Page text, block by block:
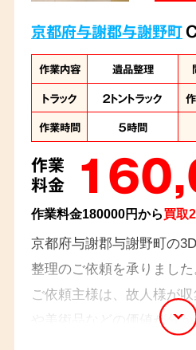
京都府与謝郡与謝野町
作業内容 遺品整理
トラック
２トントラック
作業時間
５時間
作業
料金
作業料金180000円から買取
京都府与謝郡与謝野町の
整理のご依頼を承りました
ご依頼主様は、故人様が
や美術品などの価値が分